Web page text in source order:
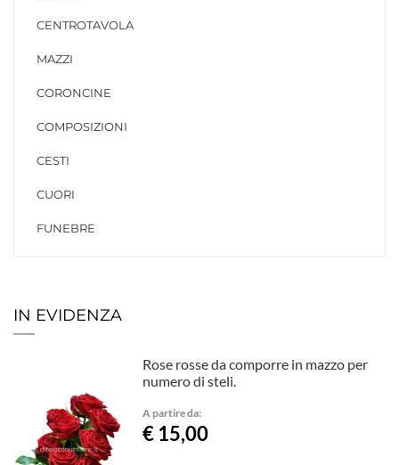
CENTROTAVOLA
MAZZI
CORONCINE
COMPOSIZIONI
CESTI
CUORI
FUNEBRE
IN EVIDENZA
Rose rosse da comporre in mazzo per
numero di steli.
A partire da:
€ 15,00